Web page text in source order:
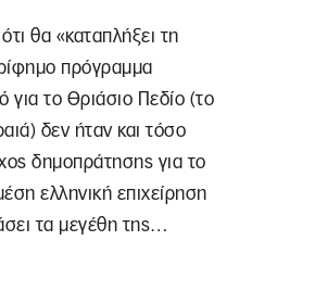
θα «καταπλήξει τη
πρόγραμμα
το Θριάσιο Πεδίο (το
δεν ήταν και τόσο
δημοπράτησης για το
ελληνική επιχείρηση
τα μεγέθη της…